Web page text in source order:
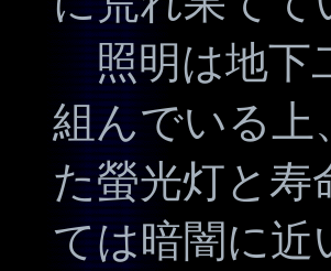
照明は地下
組んでいる上
た螢光灯と寿
ては暗闇に近